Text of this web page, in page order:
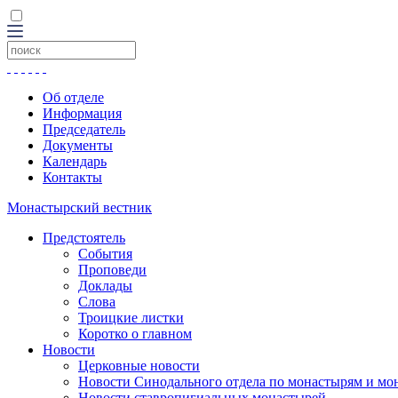
Об отделе
Информация
Председатель
Документы
Календарь
Контакты
Монастырский вестник
Предстоятель
События
Проповеди
Доклады
Слова
Троицкие листки
Коротко о главном
Новости
Церковные новости
Новости Синодального отдела по монастырям и